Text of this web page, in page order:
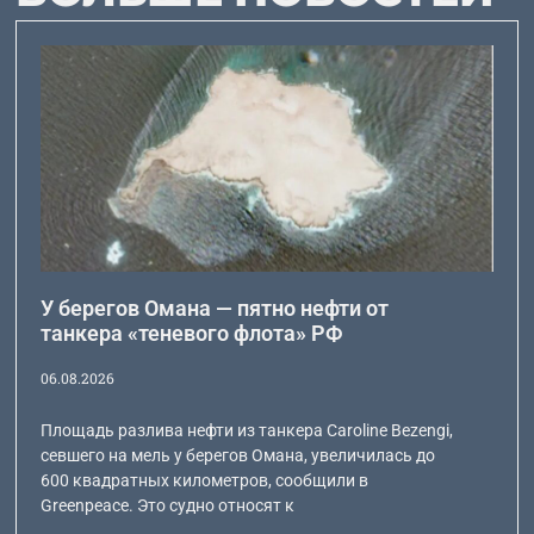
У берегов Омана — пятно нефти от
танкера «теневого флота» РФ
06.08.2026
Площадь разлива нефти из танкера Caroline Bezengi,
севшего на мель у берегов Омана, увеличилась до
600 квадратных километров, сообщили в
Greenpeace. Это судно относят к